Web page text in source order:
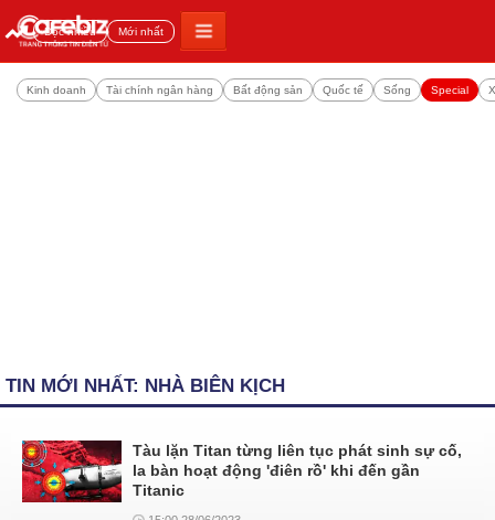
Đọc nhiều Mới nhất
Kinh doanh Tài chính ngân hàng Bất động sản Quốc tế Sống Special
TIN MỚI NHẤT: NHÀ BIÊN KỊCH
Tàu lặn Titan từng liên tục phát sinh sự cố,
la bàn hoạt động 'điên rồ' khi đến gần
Titanic